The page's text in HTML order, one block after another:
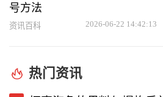
号方法
资讯百科 2026-06-22 14:42:13
热门资讯